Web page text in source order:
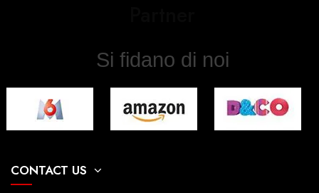
Si fidano di noi
CONTACT US